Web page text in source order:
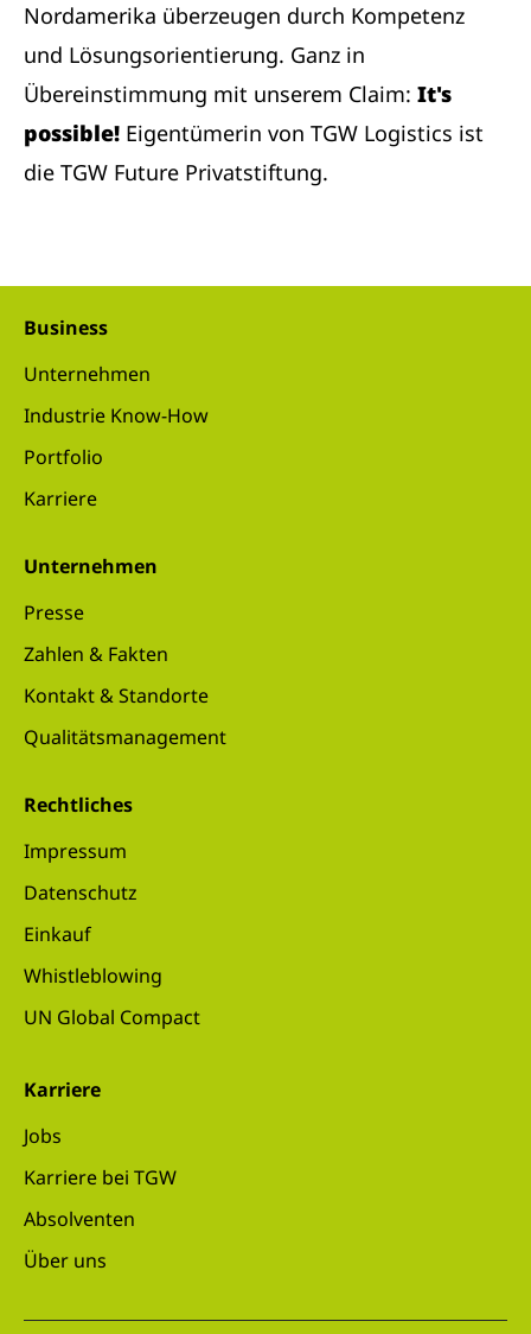
Nordamerika überzeugen durch Kompetenz
und Lösungsorientierung. Ganz in
Übereinstimmung mit unserem Claim: It's
possible! Eigentümerin von TGW Logistics ist
die TGW Future Privatstiftung.
Business
Unternehmen
Industrie Know-How
Portfolio
Karriere
Unternehmen
Presse
Zahlen & Fakten
Kontakt & Standorte
Qualitätsmanagement
Rechtliches
Impressum
Datenschutz
Einkauf
Whistleblowing
UN Global Compact
Karriere
Jobs
Karriere bei TGW
Absolventen
Über uns